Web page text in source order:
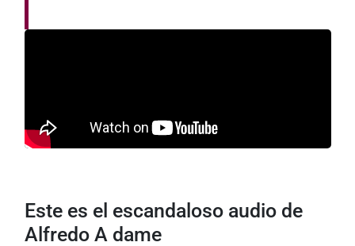
Este es el escandaloso audio de
Alfredo A dame